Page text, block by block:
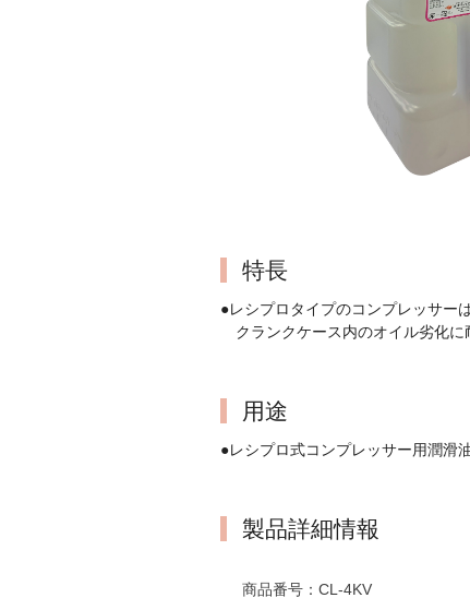
特長
●レシプロタイプのコンプレッサー
クランクケース内のオイル劣化に
用途
●レシプロ式コンプレッサー用潤滑
製品詳細情報
商品番号： CL-4KV